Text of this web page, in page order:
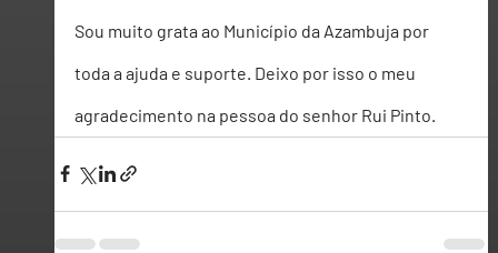
Sou muito grata ao Município da Azambuja por
toda a ajuda e suporte. Deixo por isso o meu
agradecimento na pessoa do senhor Rui Pinto.